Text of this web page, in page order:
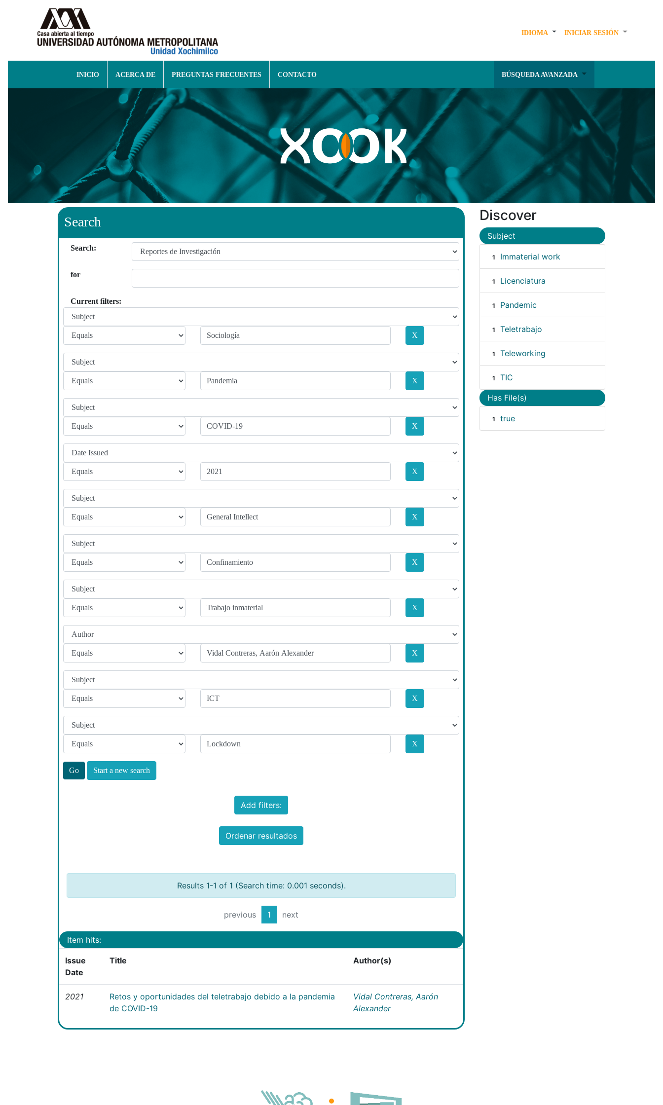
IDIOMA INICIAR SESIÓN
INICIO ACERCA DE PREGUNTAS FRECUENTES CONTACTO BÚSQUEDA AVANZADA
Search
Search:
for
Current filters:
Start a new search
Add filters:
Ordenar resultados
Results 1-1 of 1 (Search time: 0.001 seconds).
previous 1 next
Item hits:
Issue
Date
Title Author(s)
2021
Retos y oportunidades del teletrabajo debido a la pandemia
de COVID-19
Vidal Contreras, Aarón
Alexander
Discover
Subject
1 Immaterial work
1 Licenciatura
1 Pandemic
1 Teletrabajo
1 Teleworking
1 TIC
Has File(s)
1 true